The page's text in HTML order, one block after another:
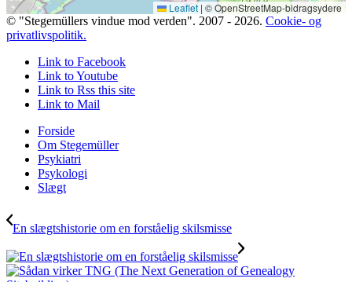
Leaflet | © OpenStreetMap-bidragsydere
© "Stegemüllers vindue mod verden". 2007 - 2026. Cookie- og
privatlivspolitik.
Link to Facebook
Link to Youtube
Link to Rss this site
Link to Mail
Forside
Om Stegemüller
Psykiatri
Psykologi
Slægt
En slægtshistorie om en forståelig skilsmisse